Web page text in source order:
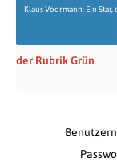
Klaus Voormann: Ein
der Rubrik Grün